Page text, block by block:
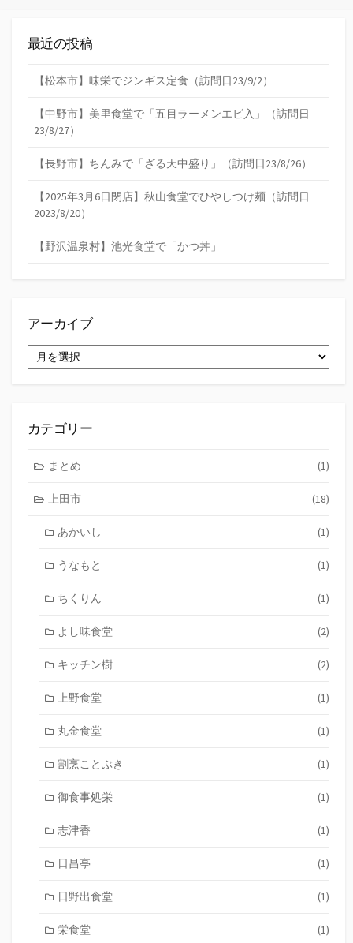
最近の投稿
【松本市】味栄でジンギス定食（訪問日23/9/2）
【中野市】美里食堂で「五目ラーメンエビ入」（訪問日
23/8/27）
【長野市】ちんみで「ざる天中盛り」（訪問日23/8/26）
【2025年3月6日閉店】秋山食堂でひやしつけ麺（訪問日
2023/8/20）
【野沢温泉村】池光食堂で「かつ丼」
アーカイブ
ー
カテゴリー
まとめ (1)
上田市 (18)
あかいし (1)
うなもと (1)
ちくりん (1)
よし味食堂 (2)
キッチン樹 (2)
上野食堂 (1)
丸金食堂 (1)
割烹ことぶき (1)
御食事処栄 (1)
志津香 (1)
日昌亭 (1)
日野出食堂 (1)
栄食堂 (1)